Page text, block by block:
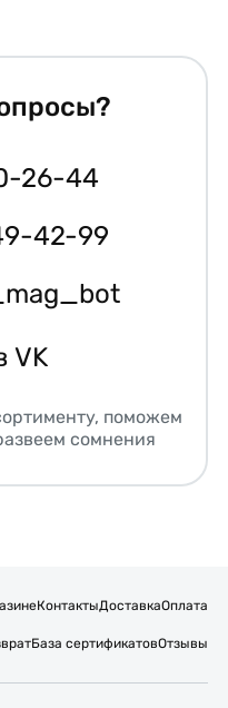
26-44
42-99
VK
поможем
сомнения
КонтактыДоставкаОплата
База сертификатовОтзывы